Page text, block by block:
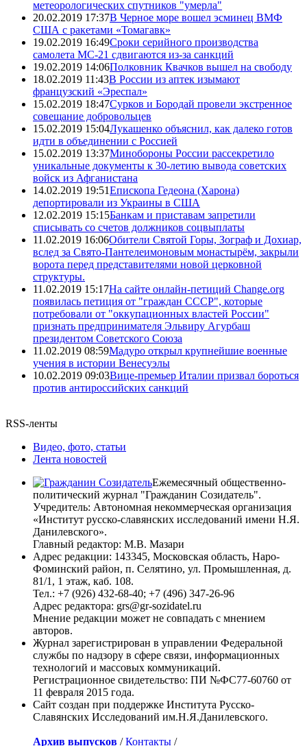
метеорологических спутников "умерла"
20.02.2019 17:37В Черное море вошел эсминец ВМФ
США с ракетами «Томагавк»
19.02.2019 16:49Сроки серийного производства
самолета МС-21 сдвигаются из-за санкций
19.02.2019 14:06Полковник Квачков вышел на свободу
18.02.2019 11:43В России из аптек изымают
французский «Эреспал»
15.02.2019 18:47Сурков и Бородай провели экстренное
совещание добровольцев
15.02.2019 15:04Лукашенко объяснил, как далеко готов
идти в объединении с Россией
15.02.2019 13:37Минобороны России рассекретило
уникальные документы к 30-летию вывода советских
войск из Афганистана
14.02.2019 19:51Епископа Гедеона (Харона)
депортировали из Украины в США
12.02.2019 15:15Банкам и приставам запретили
списывать со счетов должников соцвыплаты
11.02.2019 16:06Обители Святой Горы, Зограф и Дохиар,
вслед за Свято-Пантелеимоновым монастырём, закрыли
ворота перед представителями новой церковной
структуры.
11.02.2019 15:17На сайте онлайн-петиций Change.org
появилась петиция от "граждан СССР", которые
потребовали от "оккупационных властей России"
признать предпринимателя Эльвиру Агурбаш
президентом Советского Союза
11.02.2019 08:59Мадуро открыл крупнейшие военные
учения в истории Венесуэлы
10.02.2019 09:03Вице-премьер Италии призвал бороться
против антироссийских санкций
RSS-ленты
Видео, фото, статьи
Лента новостей
Ежемесячный общественно-
политический журнал "Гражданин Созидатель".
Учредитель: Автономная некоммерческая организация
«Институт русско-славянских исследований имени Н.Я.
Данилевского».
Главный редактор: М.В. Мазари
Адрес редакции: 143345, Московская область, Наро-
Фоминский район, п. Селятино, ул. Промышленная, д.
81/1, 1 этаж, каб. 108.
Тел.: +7 (926) 432-68-40; +7 (496) 347-26-96
Адрес редактора: grs@gr-sozidatel.ru
Мнение редакции может не совпадать с мнением
авторов.
Журнал зарегистрирован в управлении Федеральной
службы по надзору в сфере связи, информационных
технологий и массовых коммуникаций.
Регистрационное свидетельство: ПИ №ФС77-60760 от
11 февраля 2015 года.
Сайт создан при поддержке Института Русско-
Славянских Исследований им.Н.Я.Данилевского.
Архив выпусков /Контакты /